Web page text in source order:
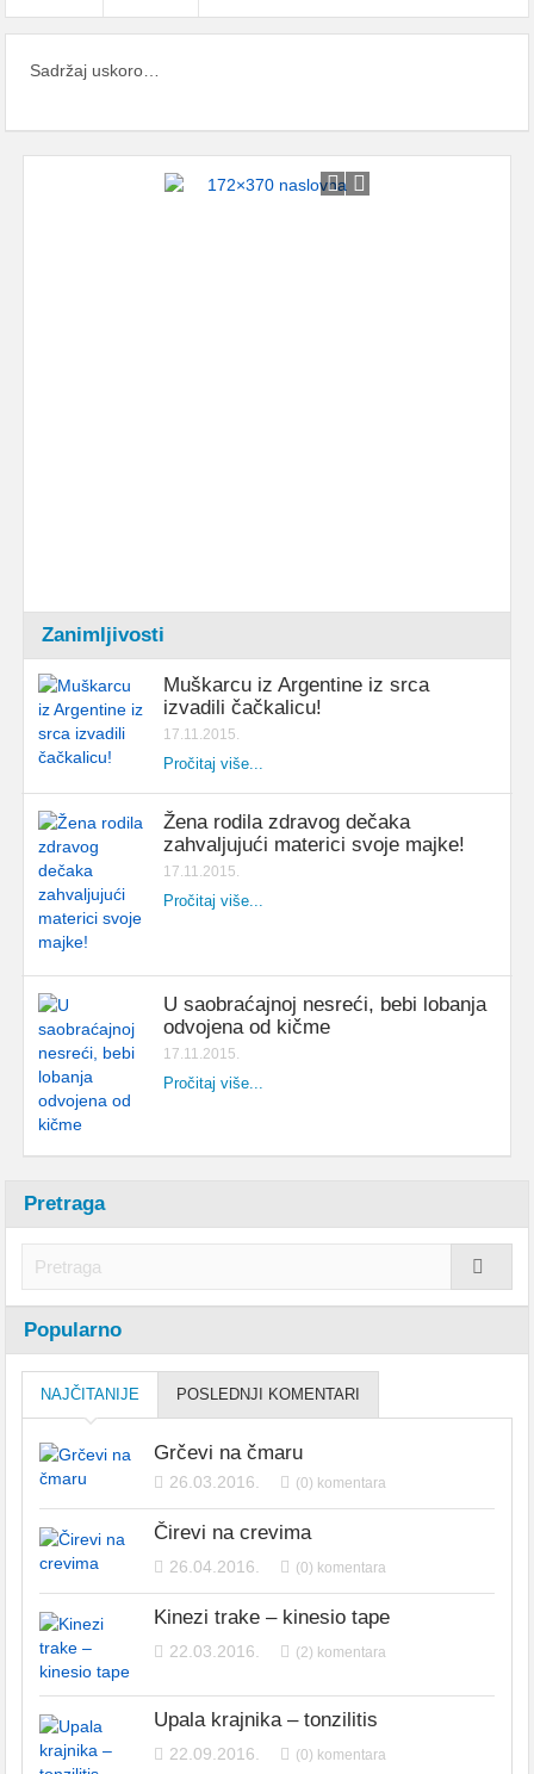
Sadržaj uskoro…
Zanimljivosti
Muškarcu iz Argentine iz srca
izvadili čačkalicu!
17.11.2015.
Pročitaj više...
Žena rodila zdravog dečaka
zahvaljujući materici svoje majke!
17.11.2015.
Pročitaj više...
U saobraćajnoj nesreći, bebi lobanja
odvojena od kičme
17.11.2015.
Pročitaj više...
Pretraga
Popularno
NAJČITANIJE POSLEDNJI KOMENTARI
Grčevi na čmaru
26.03.2016. (0) komentara
Čirevi na crevima
26.04.2016. (0) komentara
Kinezi trake – kinesio tape
22.03.2016. (2) komentara
Upala krajnika – tonzilitis
22.09.2016. (0) komentara